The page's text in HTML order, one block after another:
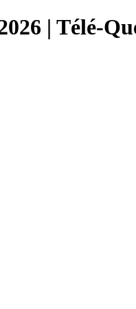
| Télé-